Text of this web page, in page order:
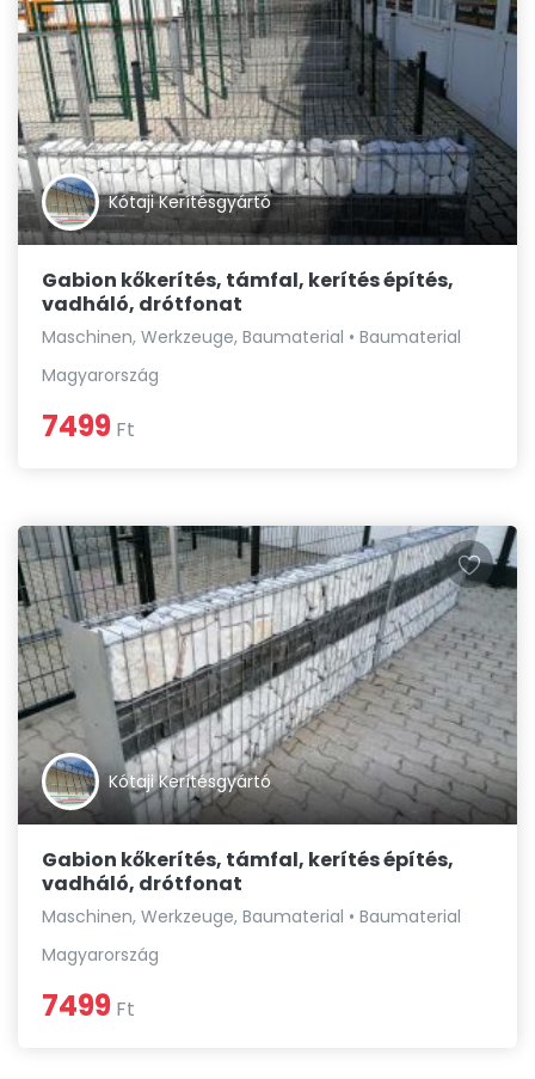
Kótaji Kerítésgyártó
Gabion kőkerítés, támfal, kerítés építés,
vadháló, drótfonat
Maschinen, Werkzeuge, Baumaterial • Baumaterial
Magyarország
7499 Ft
Kótaji Kerítésgyártó
Gabion kőkerítés, támfal, kerítés építés,
vadháló, drótfonat
Maschinen, Werkzeuge, Baumaterial • Baumaterial
Magyarország
7499 Ft